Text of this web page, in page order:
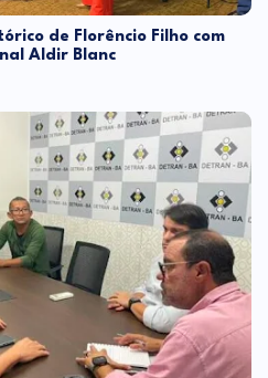
de Florêncio Filho com
Aldir Blanc